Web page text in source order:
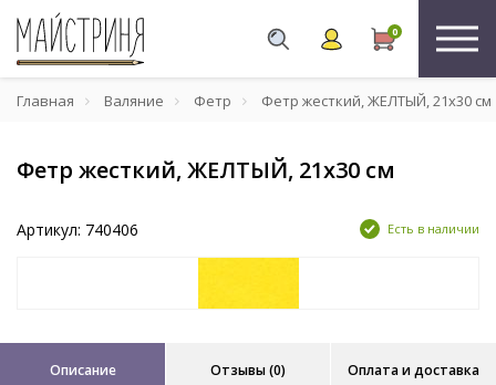
0
Главная Валяние Фетр Фетр жесткий, ЖЕЛТЫЙ, 21x30 см
Фетр жесткий, ЖЕЛТЫЙ, 21x30 см
Артикул: 740406 Есть в наличии
Описание Отзывы (0) Оплата и доставка